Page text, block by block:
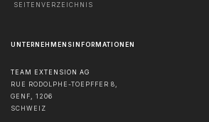
SEITENVERZEICHNIS
UNTERNEHMENSINFORMATIONEN
TEAM EXTENSION AG
RUE RODOLPHE-TOEPFFER 8,
GENF, 1206
SCHWEIZ